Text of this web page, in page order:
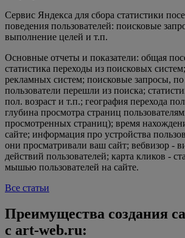
Сервис Яндекса для сбора статистики
поведения пользователей: поисковые
выполнение целей и т.п.
Основные отчеты и показатели: общая
статистика переходы из поисковых
рекламных систем; поисковые запросы,
пользователи перешли из поиска;
пол. возраст и т.п.; география перехода
глубина просмотра страниц
просмотренных страниц); время
сайте; информация про устройства
они просматривали ваш сайт; вебвизор -
действий пользователей; карта кликов -
мышью пользователей на сайте.
Все статьи
Преимущества создания
с art-web.ru: